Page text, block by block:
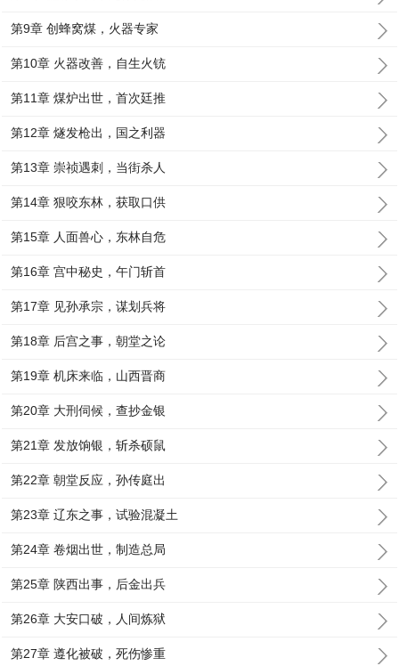
第9章 创蜂窝煤，火器专家
第10章 火器改善，自生火铳
第11章 煤炉出世，首次廷推
第12章 燧发枪出，国之利器
第13章 崇祯遇刺，当街杀人
第14章 狠咬东林，获取口供
第15章 人面兽心，东林自危
第16章 宫中秘史，午门斩首
第17章 见孙承宗，谋划兵将
第18章 后宫之事，朝堂之论
第19章 机床来临，山西晋商
第20章 大刑伺候，查抄金银
第21章 发放饷银，斩杀硕鼠
第22章 朝堂反应，孙传庭出
第23章 辽东之事，试验混凝土
第24章 卷烟出世，制造总局
第25章 陕西出事，后金出兵
第26章 大安口破，人间炼狱
第27章 遵化被破，死伤惨重